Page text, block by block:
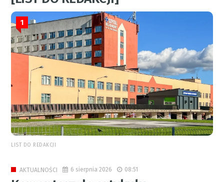
1
LIST DO REDAKCJI
AKTUALNOŚCI 6 sierpnia 2026 08:51